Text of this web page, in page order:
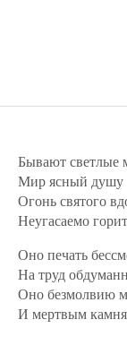
Бывают светлые
Мир ясный душу
Огонь святого
Неугасаемо
Оно печать
На труд
Оно безмолвию
И мертвым